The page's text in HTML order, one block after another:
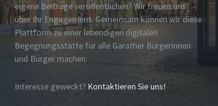
eigene Beiträge veröffentlichen? Wir freuen uns
über Ihr Engagement. Gemeinsam können wir diese
Plattform zu einer lebendigen digitalen
Begegnungsstätte für alle Garather Bürgerinnen
und Bürger machen.
Interesse geweckt? Kontaktieren Sie uns!